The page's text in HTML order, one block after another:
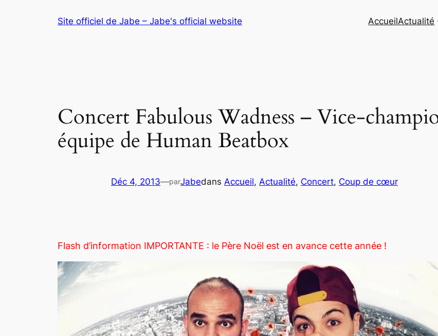
Site officiel de Jabe – Jabe's official website AccueilActualité
Concert Fabulous Wadness – Vice-
équipe de Human Beatbox
Déc 4, 2013—parJabedans Accueil, Actualité, Concert, Coup de cœur
Flash d’information IMPORTANTE : le Père Noël est en avance cette année !